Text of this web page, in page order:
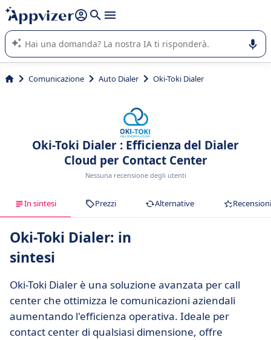
righe con
shift + enter
L'IA di Appvizer vi guida nell'utilizzo o nella scelta di un
software SaaS per la vostra azienda.
Comunicazione Auto Dialer Oki-Toki Dialer
Oki-Toki Dialer : Efficienza del Dialer
Cloud per Contact Center
Nessuna recensione degli utenti
In sintesi Prezzi Alternative Recensioni
Oki-Toki Dialer: in
sintesi
Oki-Toki Dialer è una soluzione avanzata per call
center che ottimizza le comunicazioni aziendali
aumentando l'efficienza operativa. Ideale per
contact center di qualsiasi dimensione, offre